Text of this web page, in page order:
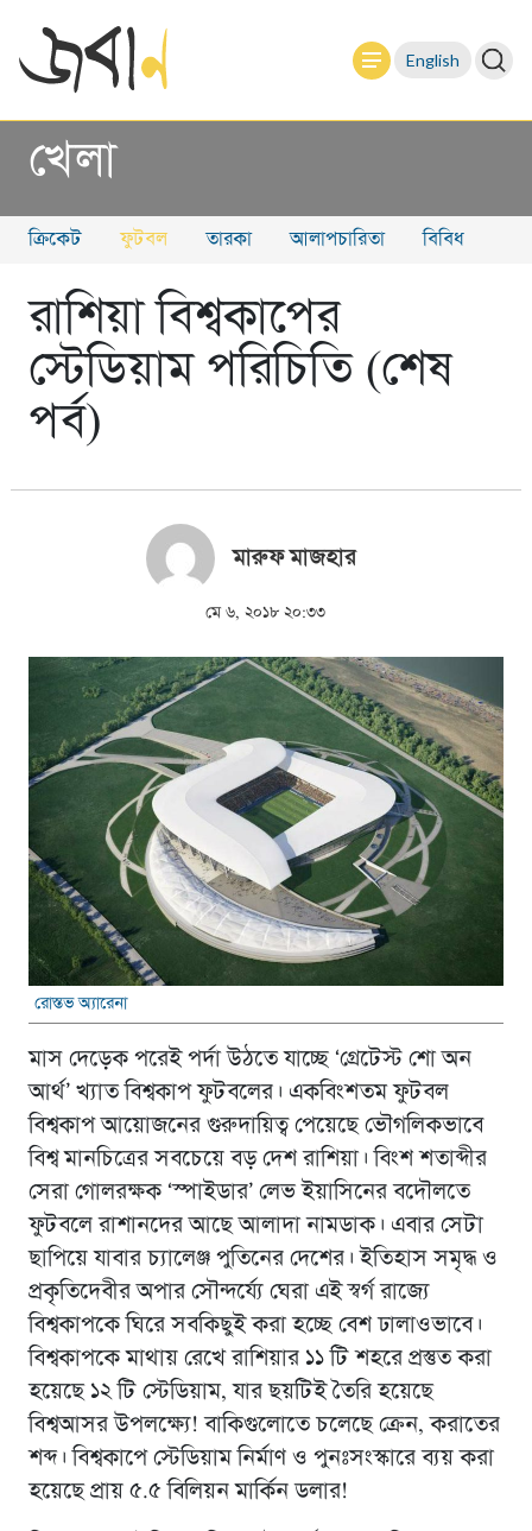
English
খেলা
ক্রিকেট ফুটবল তারকা আলাপচারিতা বিবিধ
রাশিয়া বিশ্বকাপের
স্টেডিয়াম পরিচিতি (শেষ
পর্ব)
মারুফ মাজহার
মে ৬, ২০১৮ ২০:৩৩
রোস্তভ অ্যারেনা
মাস দেড়েক পরেই পর্দা উঠতে যাচ্ছে ‘গ্রেটেস্ট শো অন
আর্থ’ খ্যাত বিশ্বকাপ ফুটবলের। একবিংশতম ফুটবল
বিশ্বকাপ আয়োজনের গুরুদায়িত্ব পেয়েছে ভৌগলিকভাবে
বিশ্ব মানচিত্রের সবচেয়ে বড় দেশ রাশিয়া। বিংশ শতাব্দীর
সেরা গোলরক্ষক ‘স্পাইডার’ লেভ ইয়াসিনের বদৌলতে
ফুটবলে রাশানদের আছে আলাদা নামডাক। এবার সেটা
ছাপিয়ে যাবার চ্যালেঞ্জ পুতিনের দেশের। ইতিহাস সমৃদ্ধ ও
প্রকৃতিদেবীর অপার সৌন্দর্য্যে ঘেরা এই স্বর্গ রাজ্যে
বিশ্বকাপকে ঘিরে সবকিছুই করা হচ্ছে বেশ ঢালাওভাবে।
বিশ্বকাপকে মাথায় রেখে রাশিয়ার ১১ টি শহরে প্রস্তুত করা
হয়েছে ১২ টি স্টেডিয়াম, যার ছয়টিই তৈরি হয়েছে
বিশ্বআসর উপলক্ষ্যে! বাকিগুলোতে চলেছে ক্রেন, করাতের
শব্দ। বিশ্বকাপে স্টেডিয়াম নির্মাণ ও পুনঃসংস্কারে ব্যয় করা
হয়েছে প্রায় ৫.৫ বিলিয়ন মার্কিন ডলার!